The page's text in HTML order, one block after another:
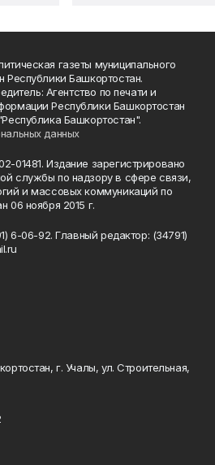
газеты муниципального
Республики Башкортостан.
Агентство по печати и
Республики Башкортостан
Башкортостан".
данных
01481. Издание зарегистрировано
службы по надзору в сфере связи,
и массовых коммуникаций по
06 ноября 2015 г.
6-06-92. Главный редактор: (34791)
г. Учалы, ул. Строительная,